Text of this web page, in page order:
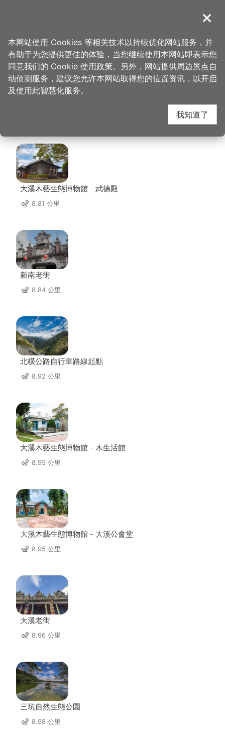
導覽
首页 > 想去的地方 > 美食、购物 > 叶家千金YEH JI TEA
叶家千金YEH JI TEA
周边景点
大溪木藝生態博物館﹣武德殿
8.81 公里
新南老街
8.84 公里
北橫公路自行車路線起點
8.92 公里
大溪木藝生態博物館﹣木生活館
8.95 公里
大溪木藝生態博物館﹣大溪公會堂
8.95 公里
大溪老街
8.96 公里
三坑自然生態公園
8.98 公里
关闭
本网站使用 Cookies 等相关技术以持续优化网站服务，并
有助于为您提供更佳的体验，当您继续使用本网站即表示您
同意我们的 Cookie 使用政策。另外，网站提供周边景点自
动侦测服务，建议您允许本网站取得您的位置资讯，以开启
及使用此智慧化服务。
我知道了